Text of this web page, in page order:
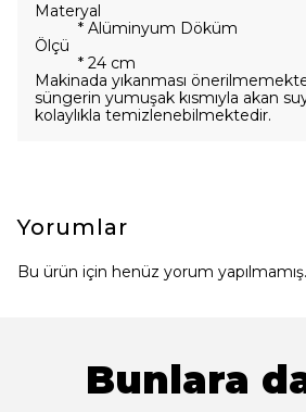
Materyal
* Alüminyum Döküm
Ölçü
* 24 cm
Makinada yıkanması
süngerin yumuşak kısmıyla akan
kolaylıkla temizlenebilmektedir.
Yorumlar
Bu ürün için henüz yorum yapılmamış.
Bunlara